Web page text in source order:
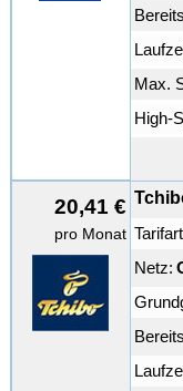
Max.
High-
20,41 €
pro Monat
Netz: